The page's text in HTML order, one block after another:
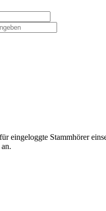
eingeloggte Stammhörer